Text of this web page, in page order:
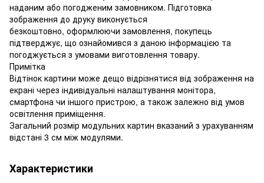
наданим або погодженим замовником. Підготовка
зображення до друку виконується
безкоштовно, оформлюючи замовлення, покупець
підтверджує, що ознайомився з даною інформацією та
погоджується з умовами виготовлення товару.
Примітка
Відтінок картини може дещо відрізнятися від зображення на
екрані через індивідуальні налаштування монітора,
смартфона чи іншого пристрою, а також залежно від умов
освітлення приміщення.
Загальний розмір модульних картин вказаний з урахуванням
відстані 3 см між модулями.
Характеристики